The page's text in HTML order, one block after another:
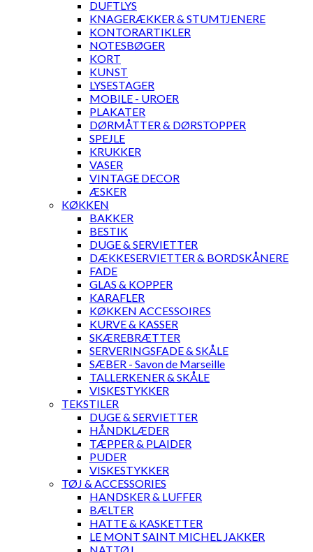
DUFTLYS
KNAGERÆKKER & STUMTJENERE
KONTORARTIKLER
NOTESBØGER
KORT
KUNST
LYSESTAGER
MOBILE - UROER
PLAKATER
DØRMÅTTER & DØRSTOPPER
SPEJLE
KRUKKER
VASER
VINTAGE DECOR
ÆSKER
KØKKEN
BAKKER
BESTIK
DUGE & SERVIETTER
DÆKKESERVIETTER & BORDSKÅNERE
FADE
GLAS & KOPPER
KARAFLER
KØKKEN ACCESSOIRES
KURVE & KASSER
SKÆREBRÆTTER
SERVERINGSFADE & SKÅLE
SÆBER - Savon de Marseille
TALLERKENER & SKÅLE
VISKESTYKKER
TEKSTILER
DUGE & SERVIETTER
HÅNDKLÆDER
TÆPPER & PLAIDER
PUDER
VISKESTYKKER
TØJ & ACCESSORIES
HANDSKER & LUFFER
BÆLTER
HATTE & KASKETTER
LE MONT SAINT MICHEL JAKKER